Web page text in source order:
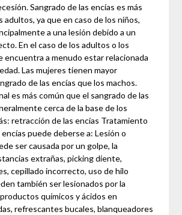
Sangrado de las encías es más
ya que en caso de los niños,
a una lesión debido a un
En el caso de los adultos o los
encuentra a menudo estar relacionada
Las mujeres tienen mayor
de las encías que los machos.
es más común que el sangrado de las
cerca de la base de los
retracción de las encías Tratamiento
encías puede deberse a: Lesión o
ser causada por un golpe, la
extrañas, picking diente,
cepillado incorrecto, uso de hilo
también ser lesionados por la
químicos y ácidos en
refrescantes bucales, blanqueadores